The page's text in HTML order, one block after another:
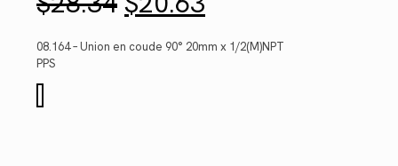
prix
initial
était :
prix
actuel
est :
08.164 – Union en coude 90° 20mm x 1/2(M)NPT
PPS
de